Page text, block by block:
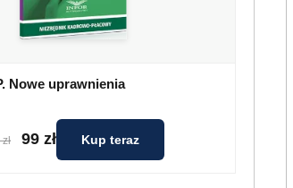
Nowe uprawnienia
99 zł Kup teraz